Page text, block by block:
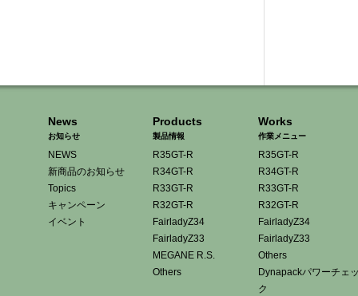
News
お知らせ
NEWS
新商品のお知らせ
Topics
キャンペーン
イベント
Products
製品情報
R35GT-R
R34GT-R
R33GT-R
R32GT-R
FairladyZ34
FairladyZ33
MEGANE R.S.
Others
Works
作業メニュー
R35GT-R
R34GT-R
R33GT-R
R32GT-R
FairladyZ34
FairladyZ33
Others
Dynapackパワーチェ
ク